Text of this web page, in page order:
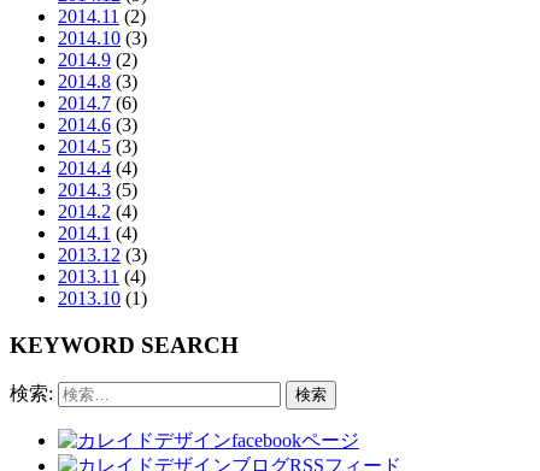
2014.11 (2)
2014.10 (3)
2014.9 (2)
2014.8 (3)
2014.7 (6)
2014.6 (3)
2014.5 (3)
2014.4 (4)
2014.3 (5)
2014.2 (4)
2014.1 (4)
2013.12 (3)
2013.11 (4)
2013.10 (1)
KEYWORD SEARCH
検索: